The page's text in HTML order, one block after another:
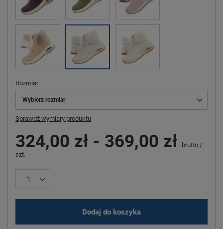
Rozmiar
Wybierz rozmiar
Sprawdź wymiary produktu
324,00 zł - 369,00 zł brutto /
szt.
Dodaj do koszyka